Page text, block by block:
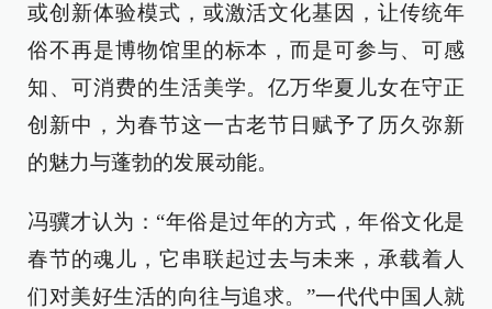
或创新体验模式，或激活文化基因，让传统年
俗不再是博物馆里的标本，而是可参与、可感
知、可消费的生活美学。亿万华夏儿女在守正
创新中，为春节这一古老节日赋予了历久弥新
的魅力与蓬勃的发展动能。
冯骥才认为：“年俗是过年的方式，年俗文化是
春节的魂儿，它串联起过去与未来，承载着人
们对美好生活的向往与追求。”一代代中国人就